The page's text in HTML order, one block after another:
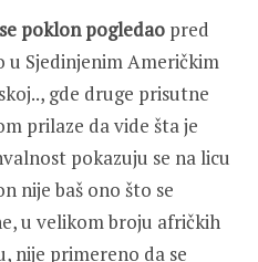
poklon pogledao pred
u Sjedinjenim Američkim
gde druge prisutne
prilaze da vide šta je
pokazuju se na licu
nije baš ono što se
u velikom broju afričkih
nije primereno da se